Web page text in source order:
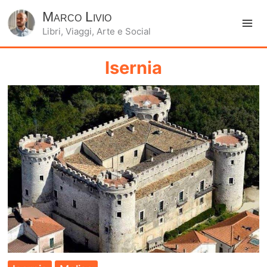
Marco Livio
Libri, Viaggi, Arte e Social
Isernia